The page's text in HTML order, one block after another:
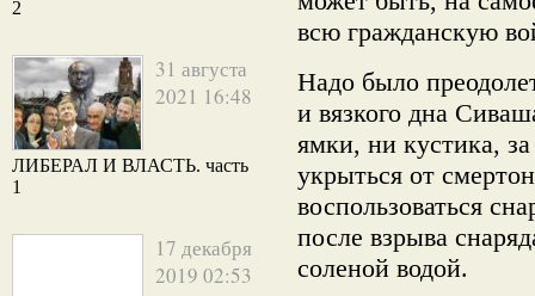
2
31 августа
2021 16:48
ЛИБЕРАЛ И ВЛАСТЬ. часть
1
17 декабря
2019 02:53
всю гражданскую
Надо было
и вязкого дна
ямки, ни кустика,
укрыться от
воспользоваться
после взрыва
соленой водой.